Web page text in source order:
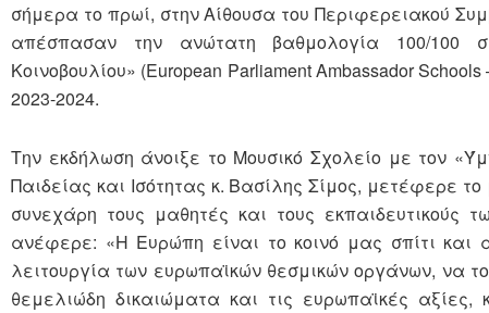
σήμερα το πρωί, στην Αίθουσα του Περιφερειακού
απέσπασαν την ανώτατη βαθμολογία 100/100
Κοινοβουλίου» (European Parliament Ambassador
2023-2024.
Την εκδήλωση άνοιξε το Μουσικό Σχολείο με τον
Παιδείας και Ισότητας κ. Βασίλης Σίμος, μετέφερε
συνεχάρη τους μαθητές και τους εκπαιδευτικούς
ανέφερε: «Η Ευρώπη είναι το κοινό μας σπίτι και
λειτουργία των ευρωπαϊκών θεσμικών οργάνων, να
θεμελιώδη δικαιώματα και τις ευρωπαϊκές